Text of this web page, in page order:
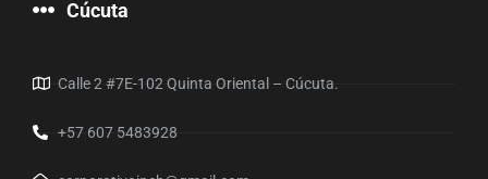
Cúcuta
Calle 2 #7E-102 Quinta Oriental – Cúcuta.
+57 607 5483928